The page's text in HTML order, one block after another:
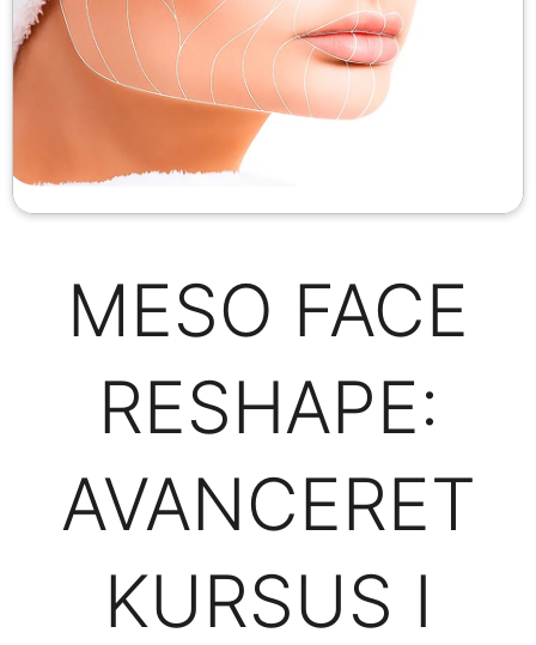
MESO FACE
RESHAPE:
AVANCERET
KURSUS I